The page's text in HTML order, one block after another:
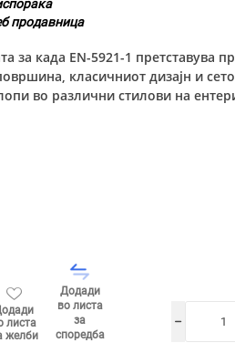
продавница
за када EN-5921-1 претставува
класичниот дизајн и
во различни стилови на
листа
желби
Додади
во листа
за
споредба
h